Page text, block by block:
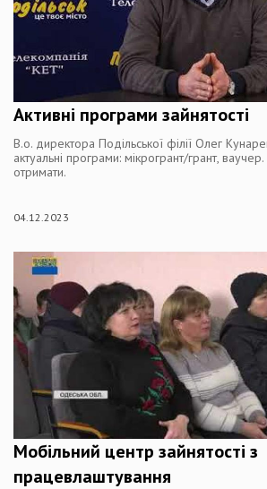
Активні програми зайнятості
В.о. директора Подільської філії Олег
актуальні програми: мікрогрант/грант,
отримати.
04.12.2023
Мобільний центр зайнятості з
працевлаштування